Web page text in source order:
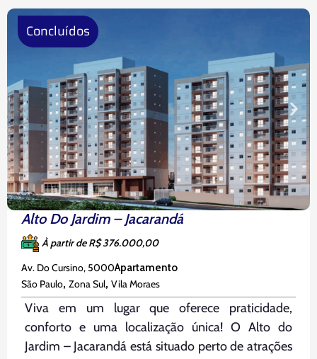
Alto Do Jardim – Jacarandá
À partir de R$ 376.000,00
Av. Do Cursino, 5000Apartamento
São Paulo, Zona Sul, Vila Moraes
Viva em um lugar que oferece praticidade,
conforto e uma localização única! O Alto do
Jardim – Jacarandá está situado perto de atrações
Concluídos